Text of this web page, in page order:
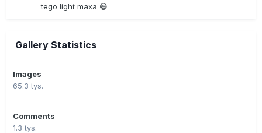
tego light maxa 😅
Gallery Statistics
Images
65.3 tys.
Comments
1.3 tys.